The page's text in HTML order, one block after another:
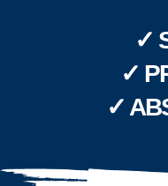
✓
✓
✓